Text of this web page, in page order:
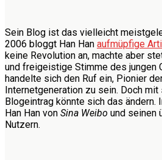
Sein Blog ist das vielleicht
2006 bloggt Han Han aufmüpfige
keine Revolution an, machte aber
und freigeistige Stimme des jungen
handelte sich den Ruf ein, Pionier
Internetgeneration zu sein. Doch
Blogeintrag könnte sich das ändern.
Han Han von Sina Weibo und seinen
Nutzern.